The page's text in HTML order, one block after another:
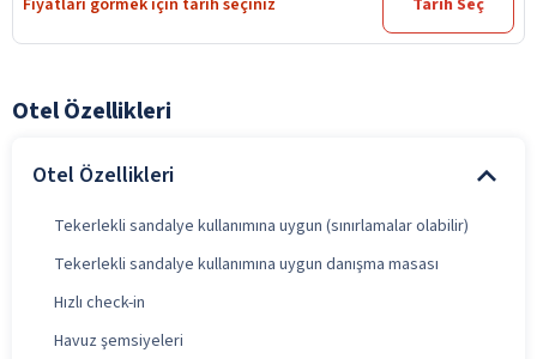
Otel Özellikleri
Otel Özellikleri
Tekerlekli sandalye kullanımına uygun (sınırlamalar olabilir)
Tekerlekli sandalye kullanımına uygun danışma masası
Hızlı check-in
Havuz şemsiyeleri